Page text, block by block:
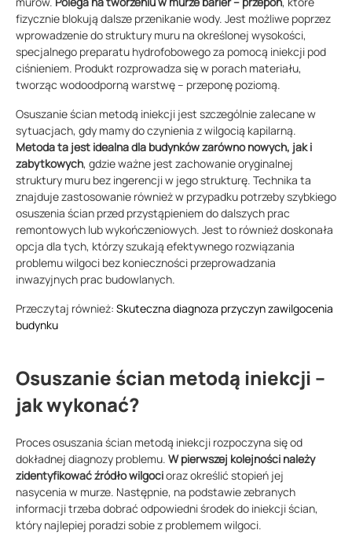
fizycznie blokują dalsze przenikanie wody. Jest możliwe poprzez
wprowadzenie do struktury muru na określonej wysokości,
specjalnego preparatu hydrofobowego za pomocą iniekcji pod
ciśnieniem. Produkt rozprowadza się w porach materiału,
tworząc wodoodporną warstwę – przeponę poziomą.
Osuszanie ścian metodą iniekcji jest szczególnie zalecane w
sytuacjach, gdy mamy do czynienia z wilgocią kapilarną.
Metoda ta jest idealna dla budynków zarówno nowych, jak i
zabytkowych, gdzie ważne jest zachowanie oryginalnej
struktury muru bez ingerencji w jego strukturę. Technika ta
znajduje zastosowanie również w przypadku potrzeby szybkiego
osuszenia ścian przed przystąpieniem do dalszych prac
remontowych lub wykończeniowych. Jest to również doskonała
opcja dla tych, którzy szukają efektywnego rozwiązania
problemu wilgoci bez konieczności przeprowadzania
inwazyjnych prac budowlanych.
Przeczytaj również: Skuteczna diagnoza przyczyn zawilgocenia
budynku
Osuszanie ścian metodą iniekcji –
jak wykonać?
Proces osuszania ścian metodą iniekcji rozpoczyna się od
dokładnej diagnozy problemu. W pierwszej kolejności należy
zidentyfikować źródło wilgocioraz określić stopień jej
nasycenia w murze. Następnie, na podstawie zebranych
informacji trzeba dobrać odpowiedni środek do iniekcji ścian,
który najlepiej poradzi sobie z problemem wilgoci.